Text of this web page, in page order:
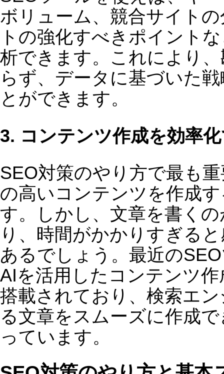
適切なキーワードを選定することが
の成功の鍵です。SEOツールを使えば
検索エンジンで上位表示が狙える「勝
筋キーワード」を見つけることができ
す。
2. 競合サイトの分析
位表示されているのかを分析し、
戦略を立てることができます。
3. サイト構造の最適化
検索エンジンに評価されやすいサイト
造を作るために、タイトルタグやメ
ィスクリプション、内部リンクの最適
などを行います。
4. コンテンツの強化
検索エンジンが評価するのは、情報が
実した質の高いコンテンツです。
ールを使えば、適切な構成や文章量を
握し、コンテンツの質を向上させるこ